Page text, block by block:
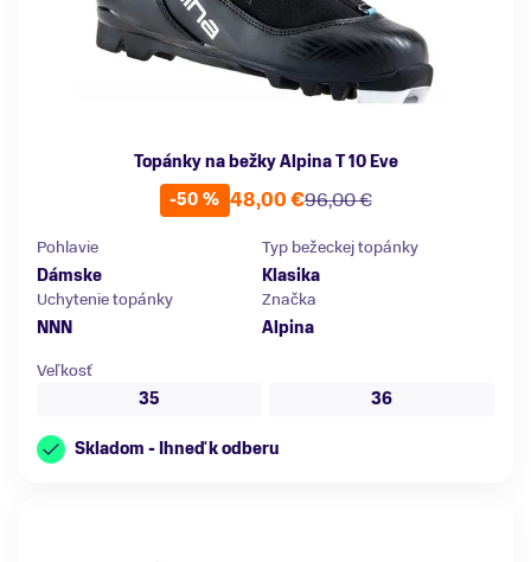
Topánky na bežky Alpina T 10 Eve
-50 %
96,00 €
48,00 €
Pohlavie
Dámske
Typ bežeckej topánky
Klasika
Uchytenie topánky
NNN
Značka
Alpina
Veľkosť
35
36
Skladom - Ihneď k odberu